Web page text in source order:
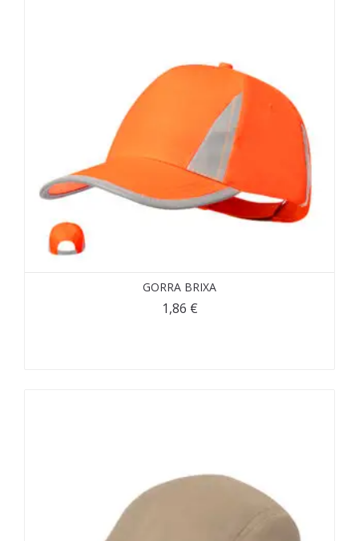
GORRA BRIXA
1,86 €